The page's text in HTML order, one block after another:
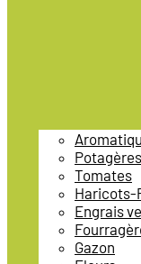
Potagères
Tomates
Haricots-
Engrais
Gazon